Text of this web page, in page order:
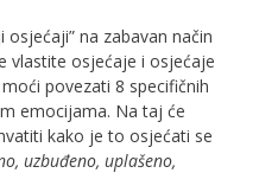
osjećaji” na zabavan način
vlastite osjećaje i osjećaje
povezati 8 specifičnih
emocijama. Na taj će
kako je to osjećati se
uzbuđeno, uplašeno,